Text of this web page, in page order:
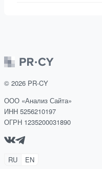
© 2026 PR-CY
ООО «Анализ Сайта»
ИНН 5256210197
ОГРН 1235200031890
RU EN